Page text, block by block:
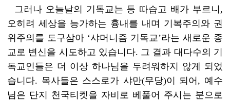
그러나 오늘날의 기독교는 등 따습고 배가 부르니,
오히려 세상을 능가하는 흉내를 내며 기복주의와 권
위주의를 도구삼아 ‘샤머니즘 기독교’라는 새로운 종
교로 변신을 시도하고 있습니다. 그 결과 대다수의 기
독교인들은 더 이상 하나님을 두려워하지 않게 되었
습니다. 목사들은 스스로가 샤만(무당)이 되어, 예수
님은 단지 천국티켓을 자비로 베풀어 주시는 분으로